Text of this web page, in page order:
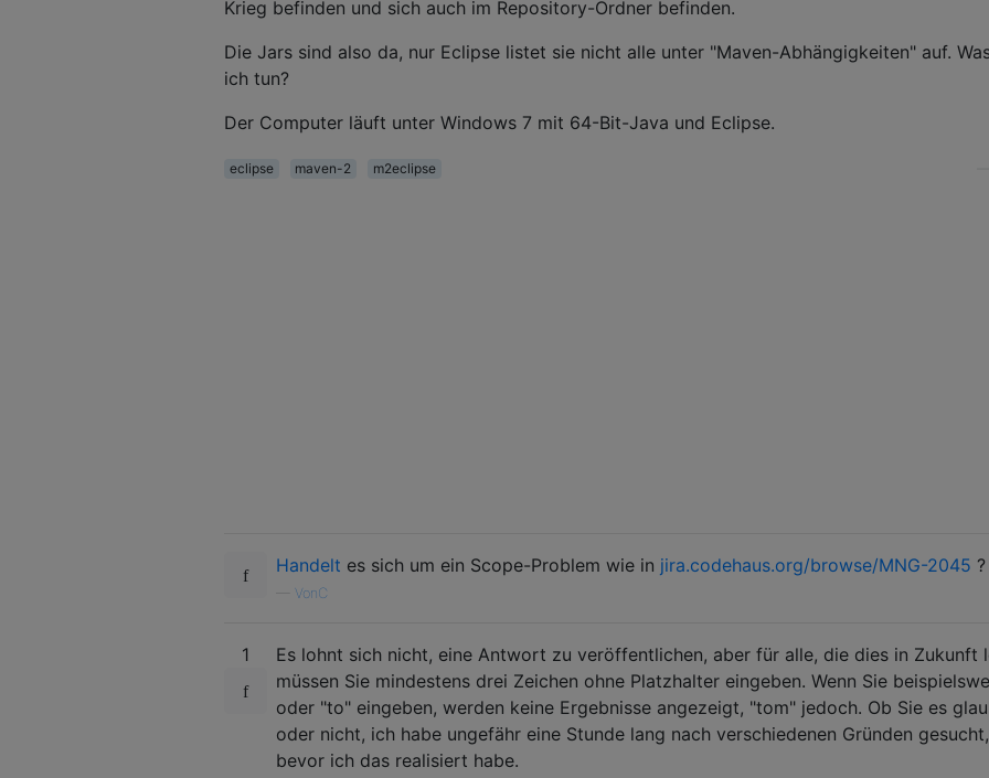
Krieg befinden und sich auch im Repository-Ordner befinden.
Die Jars sind also da, nur Eclipse listet sie nicht alle unter "Maven-Abhängigkeiten" auf.
ich tun?
Der Computer läuft unter Windows 7 mit 64-Bit-Java und Eclipse.
eclipse maven-2 m2eclipse
Handelt es sich um ein Scope-Problem wie in jira.codehaus.org/browse/MNG-2045 ?
VonC
1
Es lohnt sich nicht, eine Antwort zu veröffentlichen, aber für alle, die dies in Zukunft
müssen Sie mindestens drei Zeichen ohne Platzhalter eingeben. Wenn Sie
oder "to" eingeben, werden keine Ergebnisse angezeigt, "tom" jedoch. Ob Sie es
oder nicht, ich habe ungefähr eine Stunde lang nach verschiedenen Gründen gesucht,
bevor ich das realisiert habe.